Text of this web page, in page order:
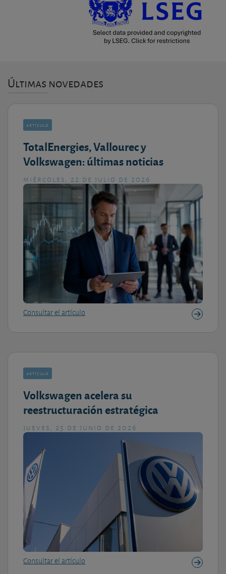
Últimas novedades
artículo
TotalEnergies, Vallourec y
Volkswagen: últimas noticias
miércoles, 22 de julio de 2026
Consultar el artículo
artículo
Volkswagen acelera su
reestructuración estratégica
jueves, 25 de junio de 2026
Consultar el artículo